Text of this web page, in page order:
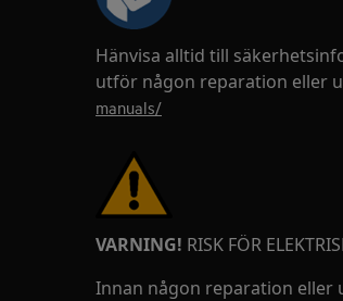
Hänvisa alltid till
utför någon reparation eller
manuals/
VARNING! RISK FÖR
Innan någon reparation eller